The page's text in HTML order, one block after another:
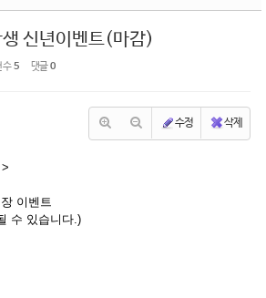
신년이벤트(마감)
수5 댓글0
수정 삭제
이벤트
수 있습니다.)